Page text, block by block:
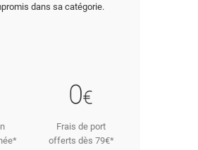
dans sa catégorie.
Frais de port
offerts dès 79€*